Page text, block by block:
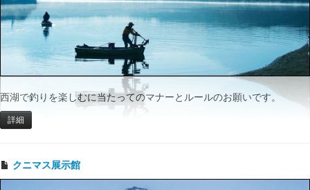
西湖で釣りを楽しむに当たってのマナーとルールのお願いです。
詳細
クニマス展示館